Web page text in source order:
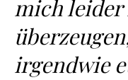
mich leider
irgendwie